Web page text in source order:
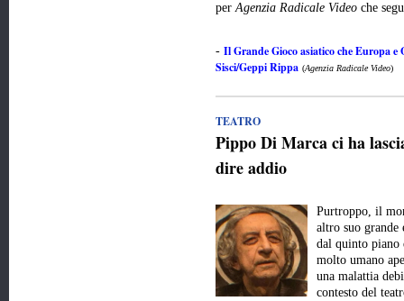
perAgenzia Radicale Video che
- Il Grande Gioco asiatico che Europa e
Sisci/Geppi Rippa (Agenzia Radicale Video)
TEATRO
Pippo Di Marca ci ha
dire addio
Purtroppo, il
altro suo grande
dal quinto piano
molto umano
una malattia
contesto del